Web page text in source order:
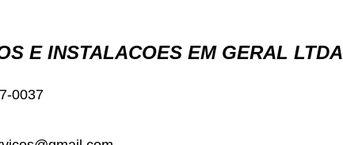
E INSTALACOES EM GERAL LTDA
0037